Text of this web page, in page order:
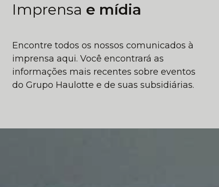
Imprensa e mídia
Encontre todos os nossos comunicados à
imprensa aqui. Você encontrará as
informações mais recentes sobre eventos
do Grupo Haulotte e de suas subsidiárias.